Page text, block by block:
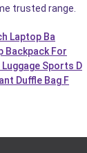
trusted range.
Laptop Ba
Backpack For
Sports D
Duffle Bag F